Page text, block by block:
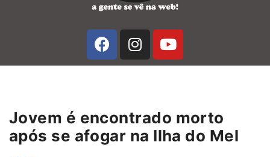
Jovem é encontrado morto
após se afogar na Ilha do Mel